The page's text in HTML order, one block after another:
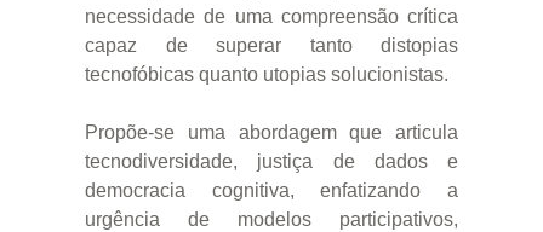
necessidade de uma compreensão crítica
capaz de superar tanto distopias
tecnofóbicas quanto utopias solucionistas.
Propõe-se uma abordagem que articula
tecnodiversidade, justiça de dados e
democracia cognitiva, enfatizando a
urgência de modelos participativos,